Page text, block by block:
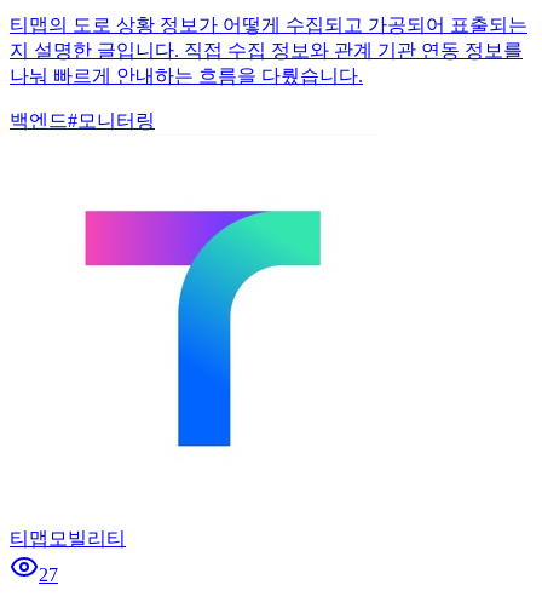
티맵의 도로 상황 정보가 어떻게 수집되고 가공되어 표출되는
지 설명한 글입니다. 직접 수집 정보와 관계 기관 연동 정보를
나눠 빠르게 안내하는 흐름을 다뤘습니다.
백엔드#모니터링
티맵모빌리티
27